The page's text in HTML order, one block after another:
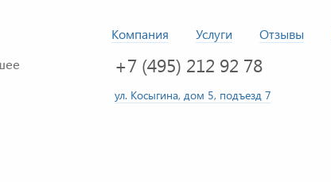
Компания Услуги Отзывы
+7 (495) 212 92 78
ул. Косыгина, дом 5, подъезд 7